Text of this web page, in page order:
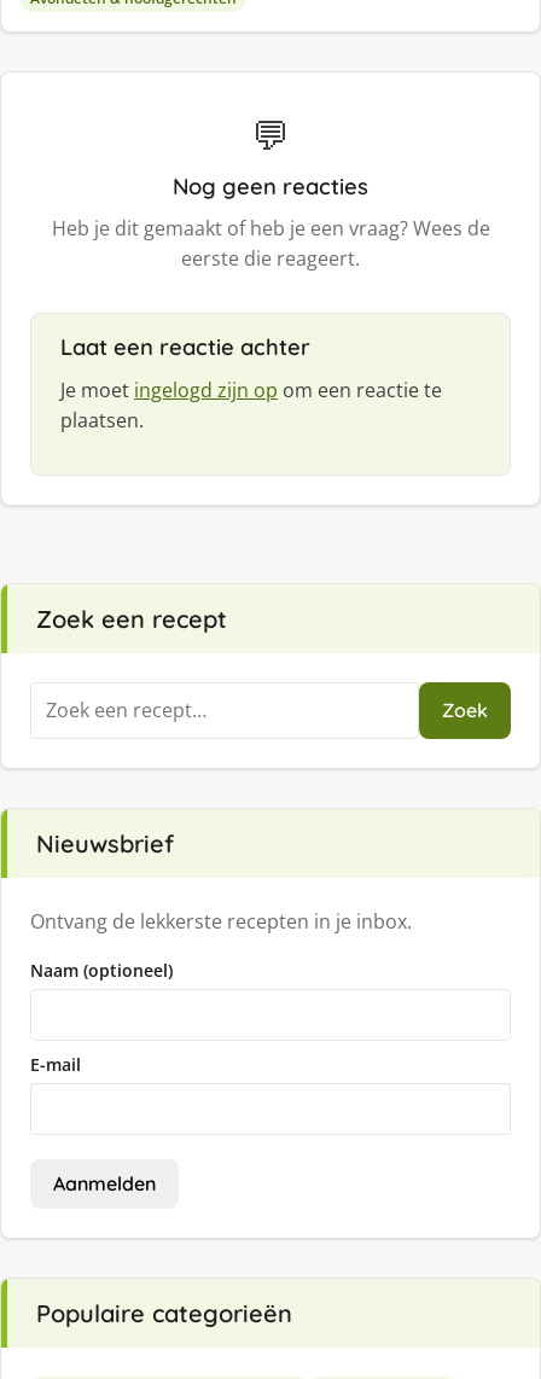
💬
Nog geen reacties
Heb je dit gemaakt of heb je een vraag? Wees de
eerste die reageert.
Laat een reactie achter
Je moet ingelogd zijn op om een reactie te
plaatsen.
Zoek een recept
Zoeken
naar:
Zoek
Nieuwsbrief
Ontvang de lekkerste recepten in je inbox.
Naam (optioneel)
E-mail
Aanmelden
Populaire categorieën